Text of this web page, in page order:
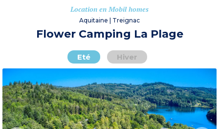
Location en Mobil homes
Aquitaine | Treignac
Flower Camping La Plage
Eté Hiver